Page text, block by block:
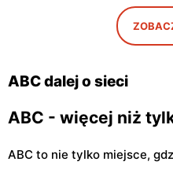
Warszawa, ul. Andrzeja
Warszawa, ul. Sulejkowska
43
ABC dalej o sieci
ABC - więcej niż
ABC to nie tylko miejsce,